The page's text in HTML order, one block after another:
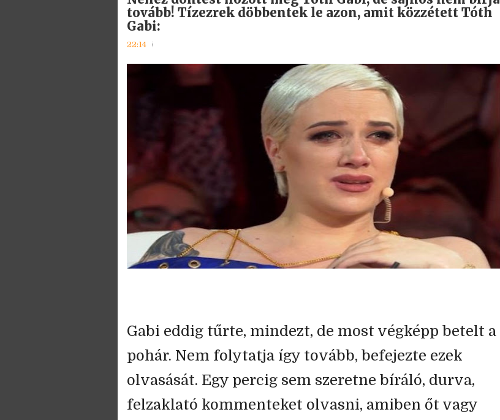
tovább! Tízezrek döbbentek le azon, amit közzétett Tóth
Gabi:
22:14
Gabi eddig tűrte, mindezt, de most végképp betelt a
pohár. Nem folytatja így tovább, befejezte ezek
olvasását. Egy percig sem szeretne bíráló, durva,
felzaklató kommenteket olvasni, amiben őt vagy